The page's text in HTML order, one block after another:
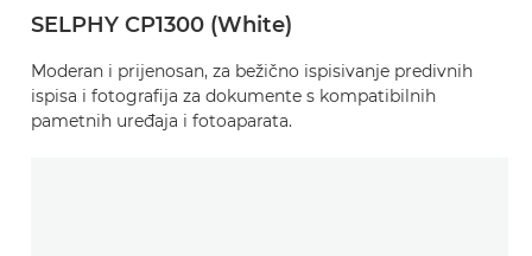
SELPHY CP1300 (White)
Moderan i prijenosan, za bežično ispisivanje predivnih
ispisa i fotografija za dokumente s kompatibilnih
pametnih uređaja i fotoaparata.